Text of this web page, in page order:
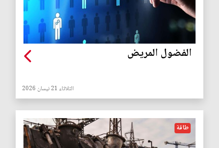
الفضول المريض
الثلاثاء 21 نيسان 2026
طاقة